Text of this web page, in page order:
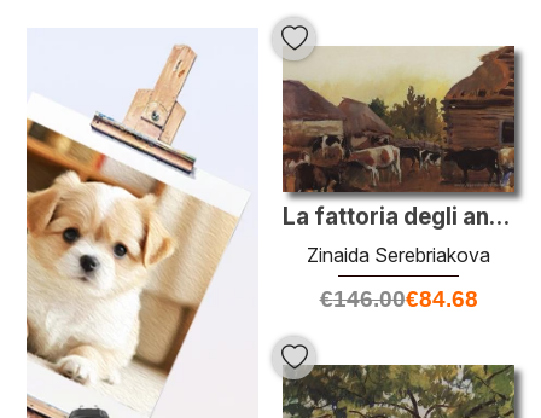
interpretare la femminilità e la vita quotidiana con una
delicatezza unica, utilizzando una tavolozza ricca e
Acquistare un'opera di
Zinaida Serebriakovanon è solo
un investimento in arte, ma un modo per arricchire il proprio
spazio con un tocco di eleganza e creatività. I suoi dipinti
non solo abbelliscono l'ambiente, ma creano anche
un'atmosfera di ispirazione e riflessione, rendendoli perfetti
per ogni casa o ufficio. Scopri la nostra collezione e
lasciati affascinare dalla magia delle sue opere.
La fattoria degli animali nel villaggio Neskuchnoye
Zinaida Serebriakova
€146.00€84.68